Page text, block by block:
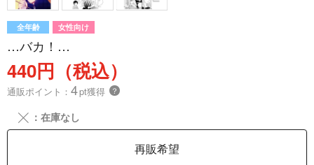
全年齢 女性向け
…バカ！…
440円（税込）
通販ポイント： 4pt獲得 ？
╳ ：在庫なし
再販希望